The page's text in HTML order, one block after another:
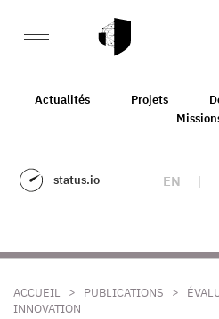
Actualités Projets
status.io EN |
ACCUEIL > PUBLICATIONS >
INNOVATION